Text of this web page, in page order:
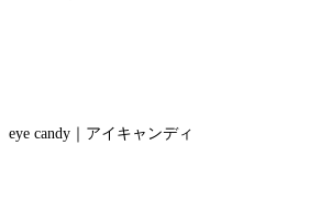
eye candy｜アイキャンディ